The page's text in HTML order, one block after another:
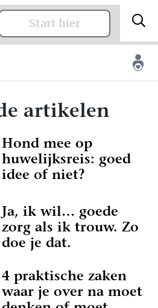
Start hier
artikelen
Hond mee op
huwelijksreis: goed
idee of niet?
Ja, ik wil… goede
zorg als ik trouw. Zo
doe je dat.
4 praktische zaken
waar je over na moet